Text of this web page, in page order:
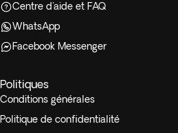
Centre d'aide et FAQ
WhatsApp
Facebook Messenger
Politiques
Conditions générales
Politique de confidentialité